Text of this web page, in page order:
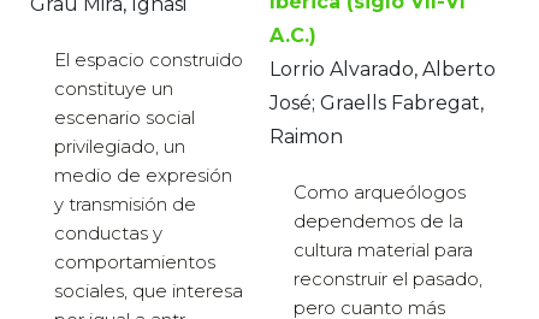
Grau Mira, Ignasi
El espacio construido
constituye un
escenario social
privilegiado, un
medio de expresión
y transmisión de
conductas y
comportamientos
sociales, que interesa
A.C.)
Lorrio Alvarado, Alberto
José; Graells Fabregat,
Raimon
Como arqueólogos
dependemos de la
cultura material para
reconstruir el pasado,
pero cuanto más